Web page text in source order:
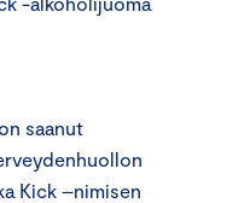
saanut
Kick –nimisen